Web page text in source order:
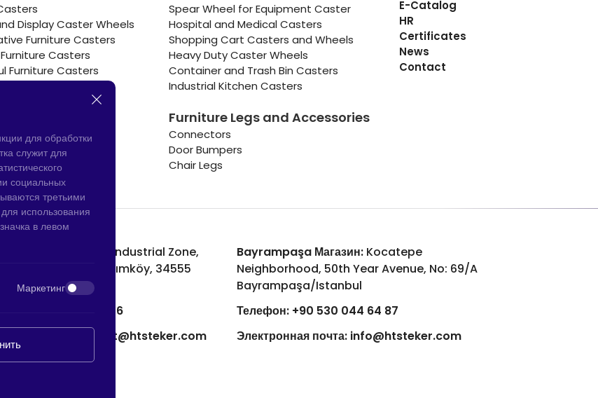
Display Caster Wheels
Furniture Casters
Casters
Furniture Casters
and Warmer Caster
Spear Wheel for Equipment Caster
Hospital and Medical Casters
Shopping Cart Casters and Wheels
Heavy Duty Caster Wheels
Container and Trash Bin Casters
Industrial Kitchen Casters
Furniture Legs and Accessories
Connectors
Door Bumpers
Chair Legs
E-Catalog
HR
Certificates
News
Contact
Atatürk Industrial Zone,
Street, No:11 Hadımköy, 34555
Istanbul
+90 212 640 66 46
export@htsteker.com
Bayrampaşa Магазин:Kocatepe
Neighborhood, 50th Year Avenue, No: 69/A
Bayrampaşa/Istanbul
Телефон:+90 530 044 64 87
Электронная почта: info@htsteker.com
для обработки
служит для
социальных
третьими
использования
в левом
Маркетинг